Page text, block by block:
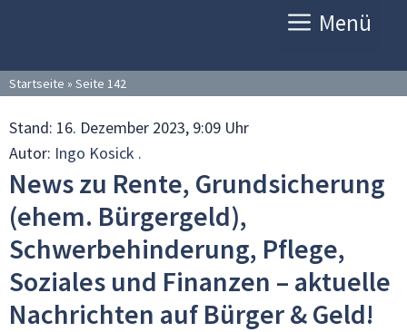
Menü
Startseite » Seite 142
Stand: 16. Dezember 2023, 9:09 Uhr
Autor: Ingo Kosick .
News zu Rente, Grundsicherung
(ehem. Bürgergeld),
Schwerbehinderung, Pflege,
Soziales und Finanzen – aktuelle
Nachrichten auf Bürger & Geld!